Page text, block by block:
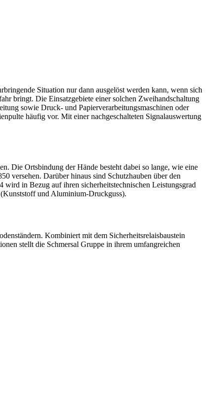
Situation nur dann ausgelöst werden kann, wenn sich
bringt. Die Einsatzgebiete einer solchen Zweihandschaltung
sowie Druck- und Papierverarbeitungsmaschinen oder
häufig vor. Mit einer nachgeschalteten Signalauswertung
Die Ortsbindung der Hände besteht dabei so lange, wie eine
versehen. Darüber hinaus sind Schutzhauben über den
in Bezug auf ihren sicherheitstechnischen Leistungsgrad
und Aluminium-Druckguss).
Kombiniert mit dem Sicherheitsrelaisbaustein
stellt die Schmersal Gruppe in ihrem umfangreichen